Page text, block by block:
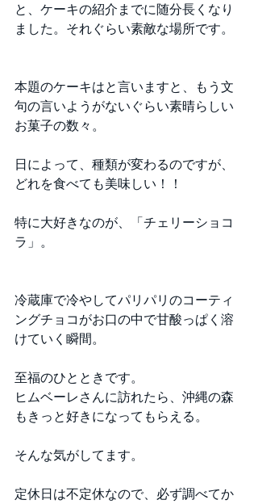
と、ケーキの紹介までに随分長くなり
ました。それぐらい素敵な場所です。
本題のケーキはと言いますと、もう文
句の言いようがないぐらい素晴らしい
お菓子の数々。
日によって、種類が変わるのですが、
どれを食べても美味しい！！
特に大好きなのが、「チェリーショコ
ラ」。
冷蔵庫で冷やしてパリパリのコーティ
ングチョコがお口の中で甘酸っぱく溶
けていく瞬間。
至福のひとときです。
ヒムベーレさんに訪れたら、沖縄の森
もきっと好きになってもらえる。
そんな気がしてます。
定休日は不定休なので、必ず調べてか